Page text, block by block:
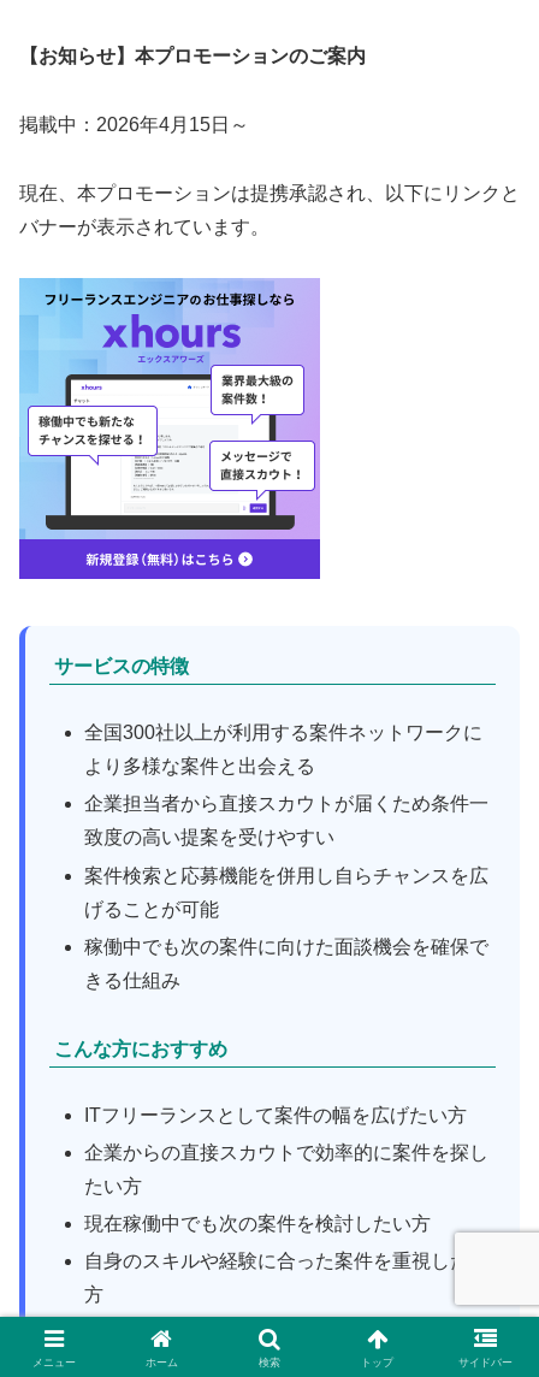
【お知らせ】本プロモーションのご案内
掲載中：2026年4月15日～
現在、本プロモーションは提携承認され、以下にリンクと
バナーが表示されています。
サービスの特徴
全国300社以上が利用する案件ネットワークに
より多様な案件と出会える
企業担当者から直接スカウトが届くため条件一
致度の高い提案を受けやすい
案件検索と応募機能を併用し自らチャンスを広
げることが可能
稼働中でも次の案件に向けた面談機会を確保で
きる仕組み
こんな方におすすめ
ITフリーランスとして案件の幅を広げたい方
企業からの直接スカウトで効率的に案件を探し
たい方
現在稼働中でも次の案件を検討したい方
自身のスキルや経験に合った案件を重視したい
方
利用の流れ
メニュー ホーム 検索 トップ サイドバー